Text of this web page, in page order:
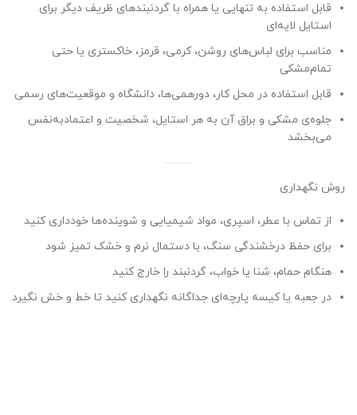
قابل استفاده به تنهایی یا همراه با گردنبندهای ظریف دیگر برای
استایل لایه‌ای
مناسب برای لباس‌های روشن، کرمی، قرمز، خاکستری یا حتی
تمام‌مشکی
قابل استفاده در محل کار، دورهمی‌ها، دانشگاه و موقعیت‌های رسمی
جلوه‌ی مشکی و براق آن به هر استایل، شخصیت و اعتمادبه‌نفس
می‌بخشد
روش نگهداری
از تماس با عطر، اسپری، مواد شیمیایی و شوینده‌ها خودداری کنید
برای حفظ درخشندگی سنگ، با دستمال نرم و خشک تمیز شود
هنگام حمام، شنا یا خواب، گردنبند را خارج کنید
در جعبه یا کیسه پارچه‌ای جداگانه نگهداری کنید تا خط و خش نگیرد